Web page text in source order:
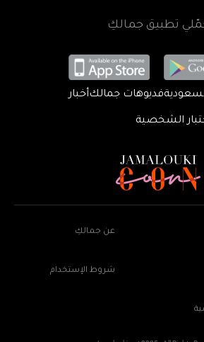
تطبيق جمالكِ
فديوهات جمالكأخبار
الشخصية
عن جمالكِ
شروط الإستخدام